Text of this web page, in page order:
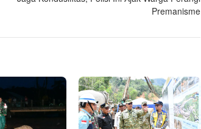
Premanisme